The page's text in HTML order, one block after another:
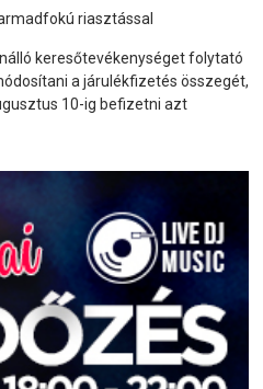
riasztással
keresőtevékenységet folytató
a járulékfizetés összegét,
10-ig befizetni azt